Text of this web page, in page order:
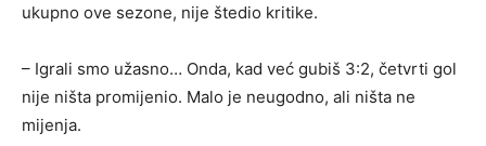
ukupno ove sezone, nije štedio kritike.
– Igrali smo užasno… Onda, kad već gubiš 3:2, četvrti gol
nije ništa promijenio. Malo je neugodno, ali ništa ne
mijenja.